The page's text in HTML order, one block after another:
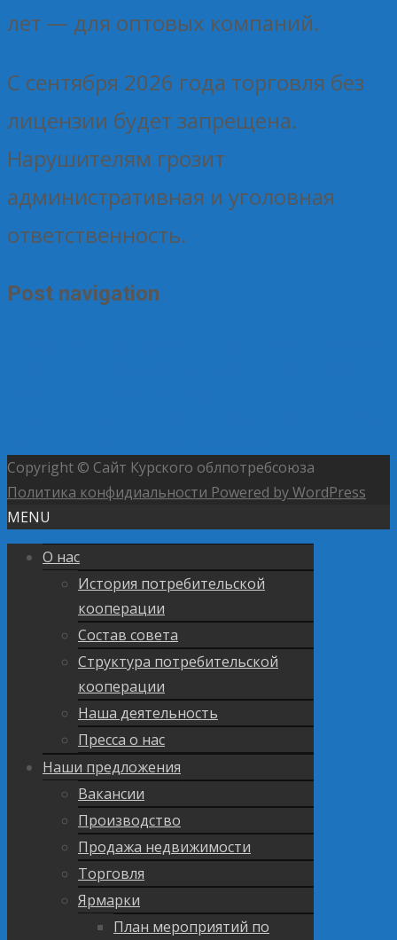
лет — для оптовых компаний.
С сентября 2026 года торговля без
лицензии будет запрещена.
Нарушителям грозит
административная и уголовная
ответственность.
Post navigation
Copyright © Сайт Курского облпотребсоюза
Политика конфидиальности Powered by WordPress
MENU
О нас
История потребительской
кооперации
Состав совета
Структура потребительской
кооперации
Наша деятельность
Пресса о нас
Наши предложения
Вакансии
Производство
Продажа недвижимости
Торговля
Ярмарки
План мероприятий по